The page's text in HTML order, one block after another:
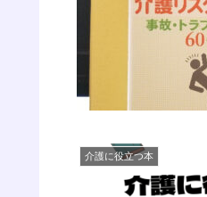
介護に役立つ本